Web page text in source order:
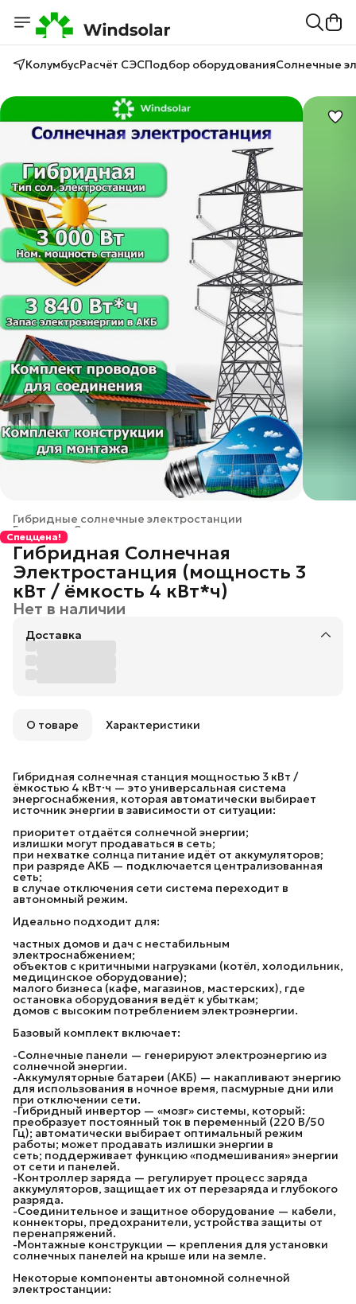
КолумбусРасчёт СЭСПодбор оборудованияСолнечные
Гибридные солнечные электростанции
Солнечные электростанции
Главная ›
Спеццена!
Гибридная Солнечная
Электростанция (мощность 3
кВт / ёмкость 4 кВт*ч)
Нет в наличии
Доставка
О товаре Характеристики
Гибридная солнечная станция мощностью 3 кВт /
ёмкостью 4 кВт·ч — это универсальная система
энергоснабжения, которая автоматически выбирает
источник энергии в зависимости от ситуации:
приоритет отдаётся солнечной энергии;
излишки могут продаваться в сеть;
при нехватке солнца питание идёт от аккумуляторов;
при разряде АКБ — подключается централизованная
сеть;
в случае отключения сети система переходит в
автономный режим.
Идеально подходит для:
частных домов и дач с нестабильным
электроснабжением;
объектов с критичными нагрузками (котёл, холодильник,
медицинское оборудование);
малого бизнеса (кафе, магазинов, мастерских), где
остановка оборудования ведёт к убыткам;
домов с высоким потреблением электроэнергии.
Базовый комплект включает:
-Солнечные панели — генерируют электроэнергию из
солнечной энергии.
-Аккумуляторные батареи (АКБ) — накапливают энергию
для использования в ночное время, пасмурные дни или
при отключении сети.
-Гибридный инвертор — «мозг» системы, который:
преобразует постоянный ток в переменный (220 В/50
Гц); автоматически выбирает оптимальный режим
работы; может продавать излишки энергии в
сеть; поддерживает функцию «подмешивания» энергии
от сети и панелей.
-Контроллер заряда — регулирует процесс заряда
аккумуляторов, защищает их от перезаряда и глубокого
разряда.
-Соединительное и защитное оборудование — кабели,
коннекторы, предохранители, устройства защиты от
перенапряжений.
-Монтажные конструкции — крепления для установки
солнечных панелей на крыше или на земле.
Некоторые компоненты автономной солнечной
электростанции: